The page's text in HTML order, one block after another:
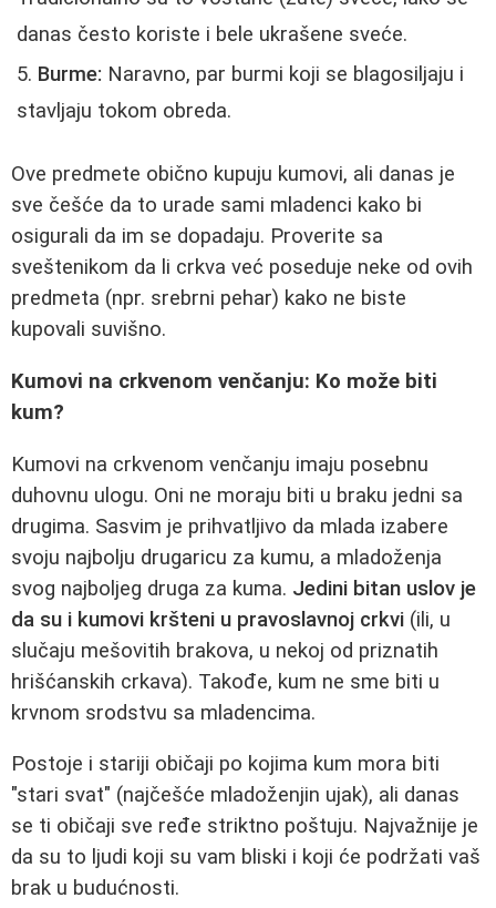
danas često koriste i bele ukrašene sveće.
Burme: Naravno, par burmi koji se blagosiljaju i
stavljaju tokom obreda.
Ove predmete obično kupuju kumovi, ali danas je
sve češće da to urade sami mladenci kako bi
osigurali da im se dopadaju. Proverite sa
sveštenikom da li crkva već poseduje neke od ovih
predmeta (npr. srebrni pehar) kako ne biste
kupovali suvišno.
Kumovi na crkvenom venčanju: Ko može biti
kum?
Kumovi na crkvenom venčanju imaju posebnu
duhovnu ulogu. Oni ne moraju biti u braku jedni sa
drugima. Sasvim je prihvatljivo da mlada izabere
svoju najbolju drugaricu za kumu, a mladoženja
svog najboljeg druga za kuma. Jedini bitan uslov je
da su i kumovi kršteni u pravoslavnoj crkvi (ili, u
slučaju mešovitih brakova, u nekoj od priznatih
hrišćanskih crkava). Takođe, kum ne sme biti u
krvnom srodstvu sa mladencima.
Postoje i stariji običaji po kojima kum mora biti
"stari svat" (najčešće mladoženjin ujak), ali danas
se ti običaji sve ređe striktno poštuju. Najvažnije je
da su to ljudi koji su vam bliski i koji će podržati vaš
brak u budućnosti.